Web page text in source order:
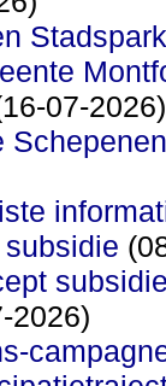
07-2026)
2026)